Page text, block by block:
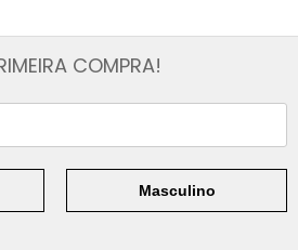
COMPRA!
Masculino